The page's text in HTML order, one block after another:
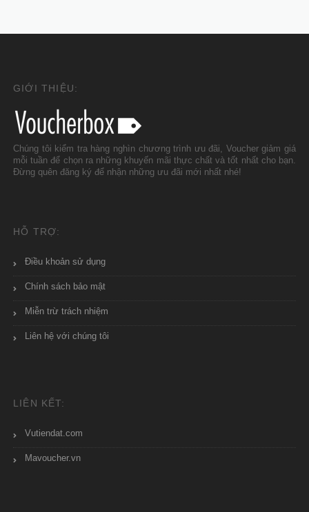
GIỚI THIỆU:
Chúng tôi kiểm tra hàng nghìn chương trình ưu đãi, Voucher giảm giá
mỗi tuần để chọn ra những khuyến mãi thực chất và tốt nhất cho bạn.
Đừng quên đăng ký để nhận những ưu đãi mới nhất nhé!
HỖ TRỢ:
Điều khoản sử dụng
Chính sách bảo mật
Miễn trừ trách nhiệm
Liên hệ với chúng tôi
LIÊN KẾT:
Vutiendat.com
Mavoucher.vn